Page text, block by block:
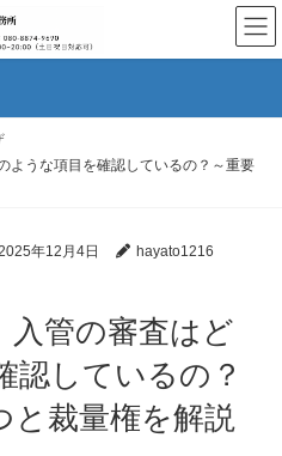
ような項目を確認しているの？～重要
年12月4日
hayato1216
認しているの？
と裁量権を解説